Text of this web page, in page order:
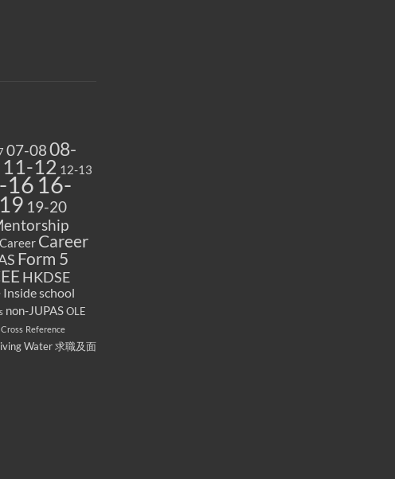
07-0808-
11-12 12-13
1616-
19-20
Career Career
Form 5
HKDSE
Inside school
non-JUPASOLE
Cross Reference
Water求職及面